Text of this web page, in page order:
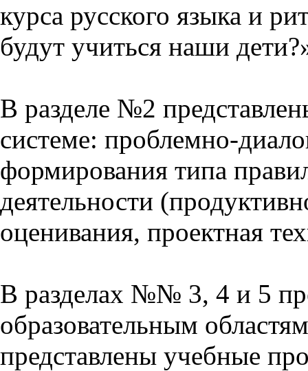
курса русского языка и
будут учиться наши
В разделе №2
системе: проблемно-
формирования типа
деятельности
оценивания, проектная
В разделах №№ 3, 4 и 5
образовательным
представлены учебные